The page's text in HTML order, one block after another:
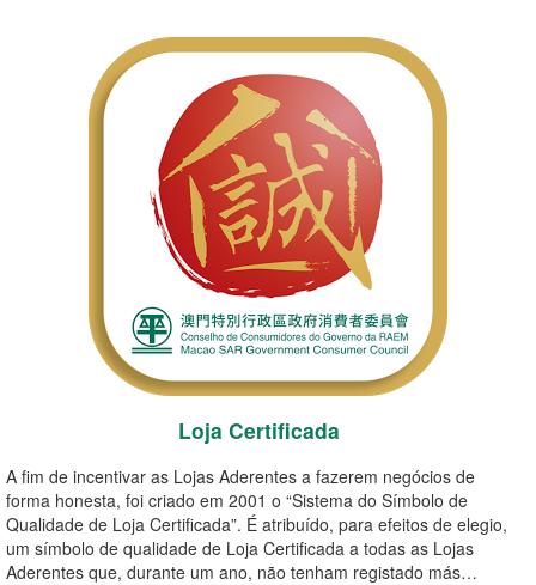
Loja Certificada
A fim de incentivar as Lojas Aderentes a fazerem negócios de
forma honesta, foi criado em 2001 o “Sistema do Símbolo de
Qualidade de Loja Certificada”. É atribuído, para efeitos de elegio,
um símbolo de qualidade de Loja Certificada a todas as Lojas
Aderentes que, durante um ano, não tenham registado más…